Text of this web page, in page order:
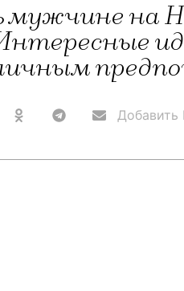
на
Добавить